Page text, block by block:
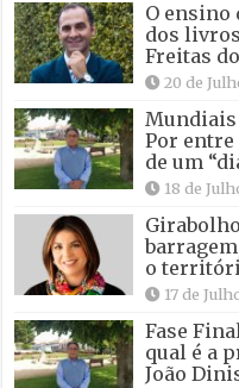
O ensino
dos
Freitas
20 de
Mundiais
Por entre
de um
18 de
o
17 de
Fase
qual é a
João